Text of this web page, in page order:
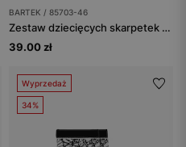
BARTEK / 85703-46
Zestaw dziecięcych skarpetek z motywem gamingowym - 4-pak 85703-46
39.00 zł
Wyprzedaż
34%